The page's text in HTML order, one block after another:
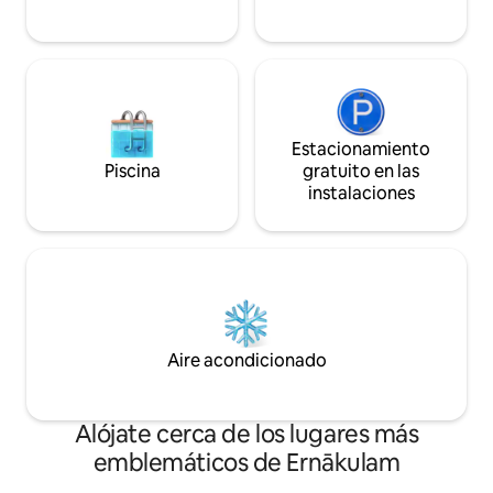
Piscina
Estacionamiento
gratuito en las
instalaciones
Aire acondicionado
Alójate cerca de los lugares más
emblemáticos de Ernākulam